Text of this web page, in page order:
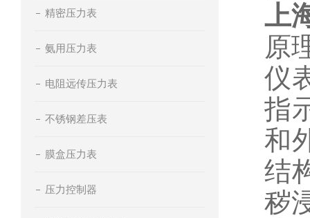
精密压力表
氨用压力表
电阻远传压力表
不锈钢差压表
膜盒压力表
压力控制器
上
原
仪
指
和
结
秽